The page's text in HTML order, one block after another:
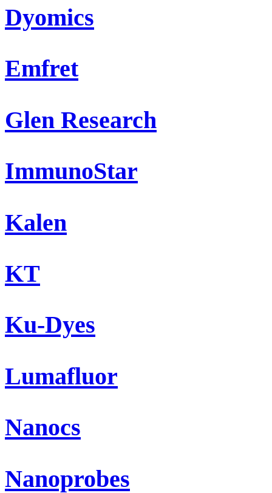
Dyomics
Emfret
Glen Research
ImmunoStar
Kalen
KT
Ku-Dyes
Lumafluor
Nanocs
Nanoprobes